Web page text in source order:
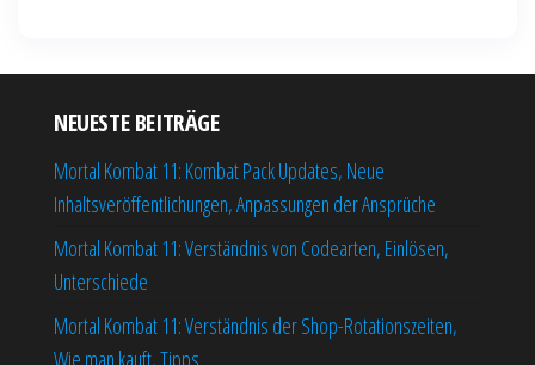
NEUESTE BEITRÄGE
Mortal Kombat 11: Kombat Pack Updates, Neue
Inhaltsveröffentlichungen, Anpassungen der Ansprüche
Mortal Kombat 11: Verständnis von Codearten, Einlösen,
Unterschiede
Mortal Kombat 11: Verständnis der Shop-Rotationszeiten,